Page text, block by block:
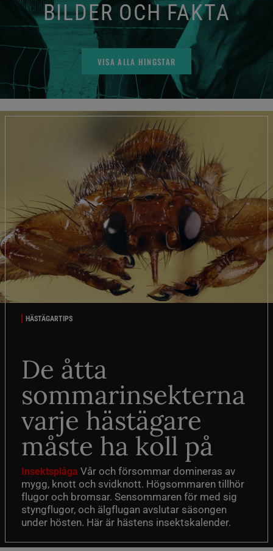
BILDER OCH FAKTA
VISA ALLA HINGSTAR
HÄSTÄGARTIPS
De åtta
sommarinsekterna
varje hästägare
måste ha koll på
Insektsplåga Vår och försommar domineras av
mygg, knott och svidknott. Högsommaren tillhör
flugor och bromsar. Sensommaren för med sig
styngflugor, och älgflugan avslutar säsongen
under hösten. Här är hästens insektskalender.